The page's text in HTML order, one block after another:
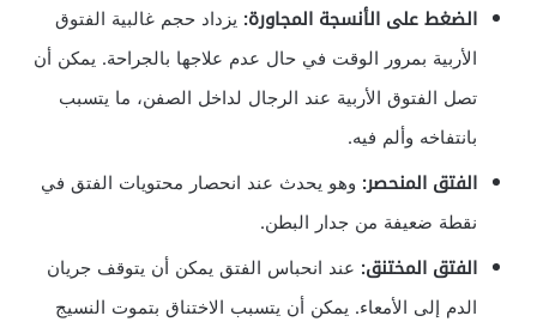
الضغط على الأنسجة المجاورة: يزداد حجم غالبية الفتوق
الأربية بمرور الوقت في حال عدم علاجها بالجراحة. يمكن أن
تصل الفتوق الأربية عند الرجال لداخل الصفن، ما يتسبب
بانتفاخه وألم فيه.
الفتق المنحصر: وهو يحدث عند انحصار محتويات الفتق في
نقطة ضعيفة من جدار البطن.
الفتق المختنق: عند انحباس الفتق يمكن أن يتوقف جريان
الدم إلى الأمعاء. يمكن أن يتسبب الاختناق بتموت النسيج